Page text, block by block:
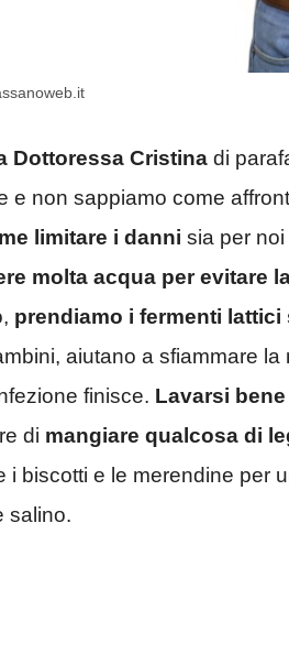
Dottoressa Cristina di
e non sappiamo come
limitare i danni sia per
molta acqua per evitare
prendiamo i fermenti lattici
aiutano a sfiammare
finisce. Lavarsi
di mangiare qualcosa di
i biscotti e le merendine per
salino.